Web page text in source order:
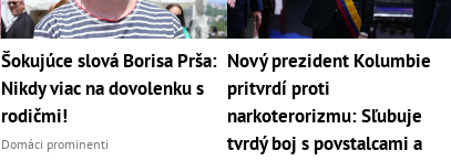
Šokujúce slová Borisa Prša:
Nikdy viac na dovolenku s
rodičmi!
Domáci prominenti
Nový prezident Kolumbie
pritvrdí proti
narkoterorizmu: Sľubuje
tvrdý boj s povstalcami a